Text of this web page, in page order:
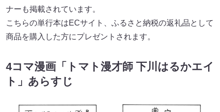
ナーも掲載されています。
こちらの単行本はECサイト、ふるさと納税の返礼品として
商品を購入した方にプレゼントされます。
4コマ漫画「トマト漫才師 下川はるかエイ
ト」あらすじ